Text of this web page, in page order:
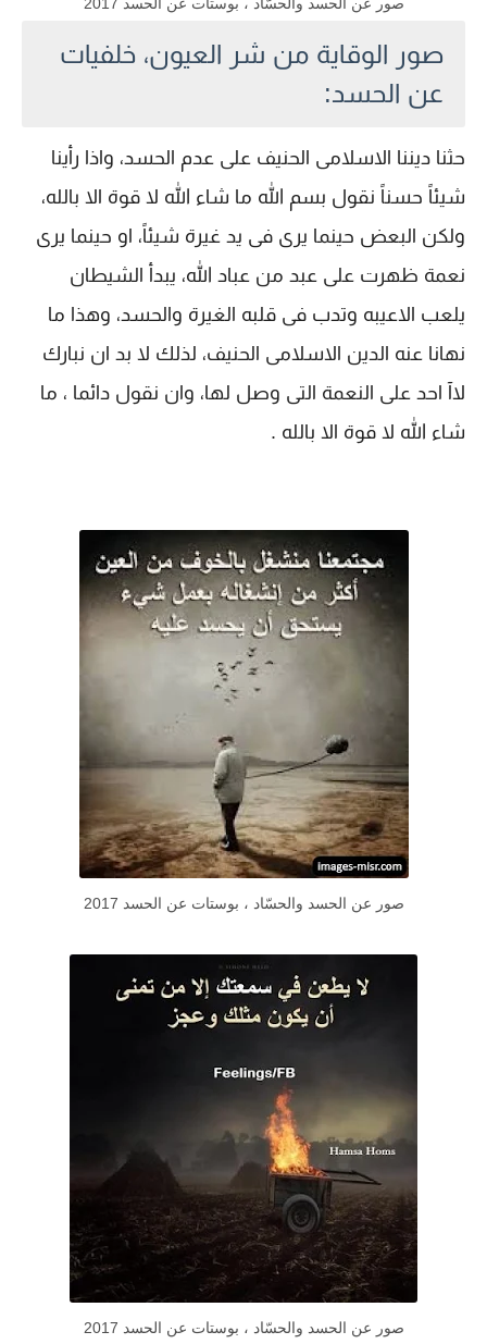
صور الوقاية من شر العيون، خلفيات
عن الحسد:
حثنا ديننا الاسلامى الحنيف على عدم الحسد، واذا رأينا
شيئاً حسناً نقول بسم الله ما شاء الله لا قوة الا بالله،
ولكن البعض حينما يرى فى يد غيرة شيئاً، او حينما يرى
نعمة ظهرت على عبد من عباد الله، يبدأ الشيطان
يلعب الاعيبه وتدب فى قلبه الغيرة والحسد، وهذا ما
نهانا عنه الدين الاسلامى الحنيف، لذلك لا بد ان نبارك
لاآ احد على النعمة التى وصل لها، وان نقول دائما ، ما
شاء الله لا قوة الا بالله .
صور عن الحسد والحسّاد ، بوستات عن الحسد 2017
صور عن الحسد والحسّاد ، بوستات عن الحسد 2017